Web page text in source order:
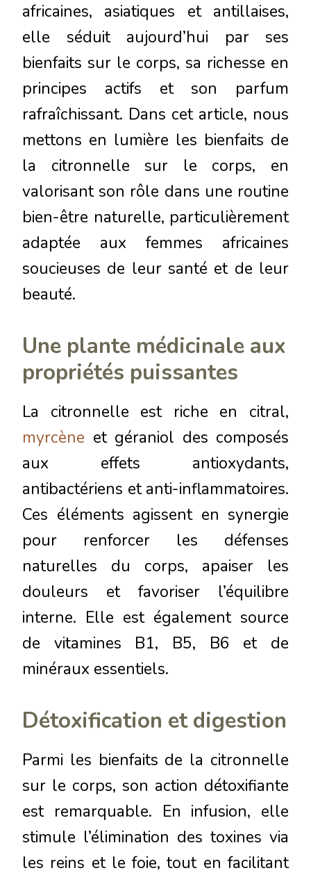
africaines, asiatiques et antillaises,
elle séduit aujourd’hui par ses
bienfaits sur le corps, sa richesse en
principes actifs et son parfum
rafraîchissant. Dans cet article, nous
mettons en lumière les bienfaits de
la citronnelle sur le corps, en
valorisant son rôle dans une routine
bien-être naturelle, particulièrement
adaptée aux femmes africaines
soucieuses de leur santé et de leur
beauté.
Une plante médicinale aux
propriétés puissantes
La citronnelle est riche en citral,
myrcène et géraniol des composés
aux effets antioxydants,
antibactériens et anti-inflammatoires.
Ces éléments agissent en synergie
pour renforcer les défenses
naturelles du corps, apaiser les
douleurs et favoriser l’équilibre
interne. Elle est également source
de vitamines B1, B5, B6 et de
minéraux essentiels.
Détoxification et digestion
Parmi les bienfaits de la citronnelle
sur le corps, son action détoxifiante
est remarquable. En infusion, elle
stimule l’élimination des toxines via
les reins et le foie, tout en facilitant